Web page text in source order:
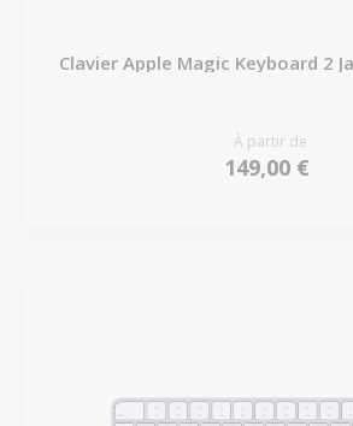
Clavier Apple Magic Keyboard 2
À partir de
149,00 €